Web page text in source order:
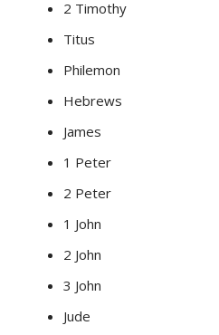
2 Timothy
Titus
Philemon
Hebrews
James
1 Peter
2 Peter
1 John
2 John
3 John
Jude